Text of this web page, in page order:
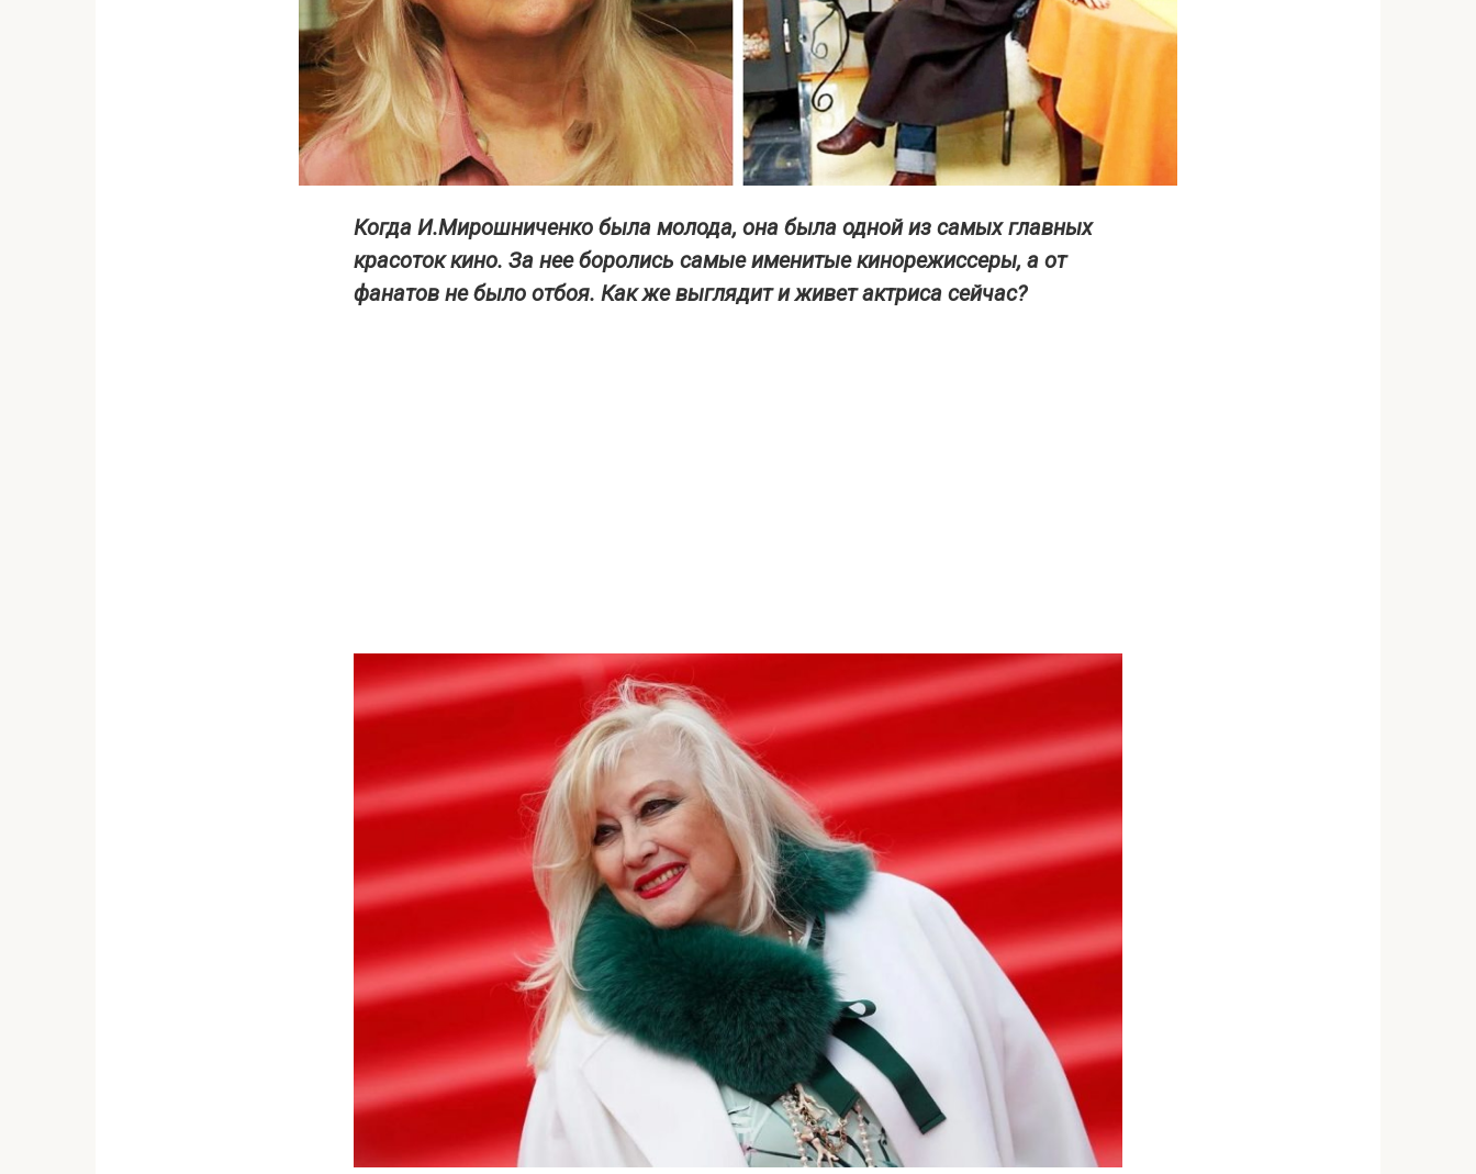
Когда И.Мирошниченко была молода, она была одной из самых главных
красоток кино. За нее боролись самые именитые кинорежиссеры, а от
фанатов не было отбоя. Как же выглядит и живет актриса сейчас?